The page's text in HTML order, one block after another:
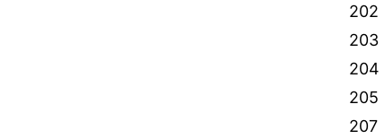
202
203
204
205
207